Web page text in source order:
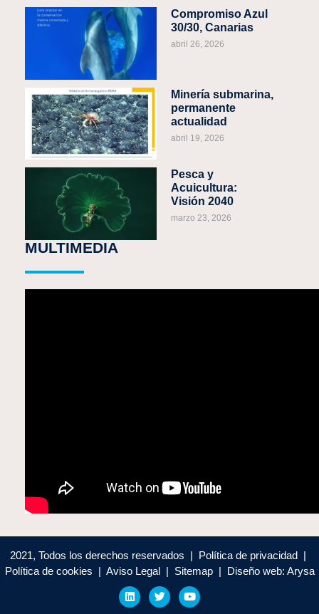
Compromiso Azul
30/30, Canarias
abril 26, 2026
Minería submarina,
permanente
actualidad
abril 19, 2026
Pesca y
Acuicultura:
Visión 2040
marzo 23, 2026
MULTIMEDIA
2021, Todos los derechos reservados | Política de privacidad |
Política de cookies | Aviso Legal | Sitemap | Diseño web: Arysa